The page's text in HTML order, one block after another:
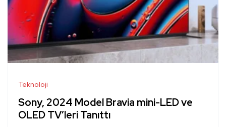
Teknoloji
Sony, 2024 Model Bravia mini-LED ve
OLED TV’leri Tanıttı